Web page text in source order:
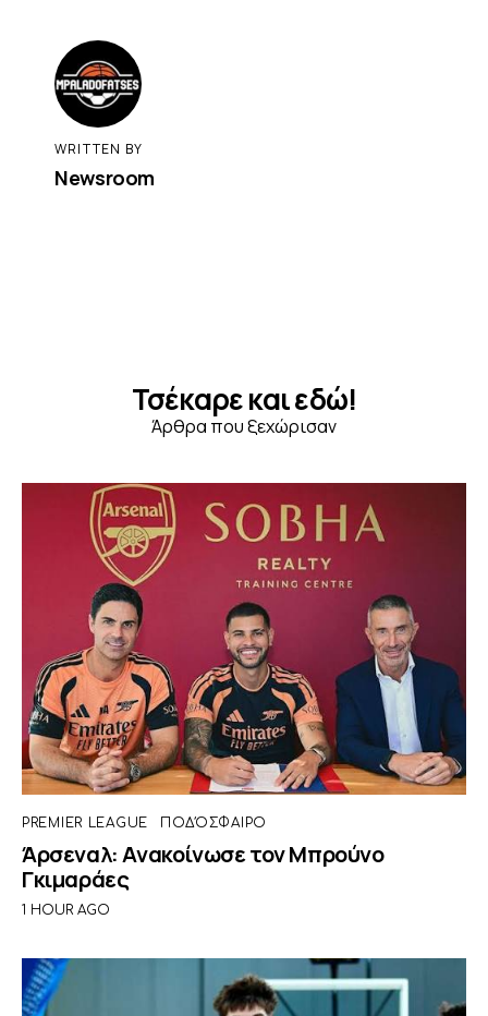
WRITTEN BY
Newsroom
Τσέκαρε και εδώ!
Άρθρα που ξεχώρισαν
PREMIER LEAGUE ΠΟΔΌΣΦΑΙΡΟ
Άρσεναλ: Ανακοίνωσε τον Μπρούνο
Γκιμαράες
1 HOUR AGO